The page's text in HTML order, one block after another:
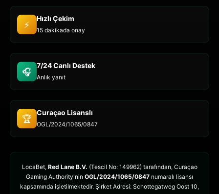
⚡
Hızlı Çekim
15 dakikada onay
🎧
7/24 Canlı Destek
Anlık yanıt
🏆
Curaçao Lisanslı
OGL/2024/1065/0847
LocaBet, Red Lane B.V. (Tescil No: 149962) tarafından, Curaçao
Gaming Authority'nin OGL/2024/1065/0847 numaralı lisansı
kapsamında işletilmektedir. Şirket Adresi: Schottegatweg Oost 10,